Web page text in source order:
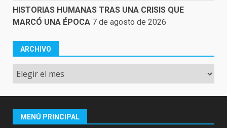
HISTORIAS HUMANAS TRAS UNA CRISIS QUE
MARCÓ UNA ÉPOCA 7 de agosto de 2026
ARCHIVO
Archivo
MENÚ PRINCIPAL